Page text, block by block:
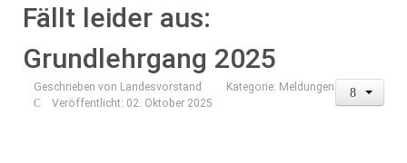
Fällt leider aus:
Grundlehrgang 2025
Geschrieben von Landesvorstand Kategorie: Meldungen
Veröffentlicht: 02. Oktober 2025